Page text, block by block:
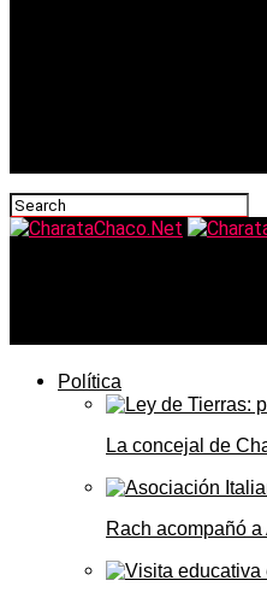
Política
La concejal de
Rach acompañó